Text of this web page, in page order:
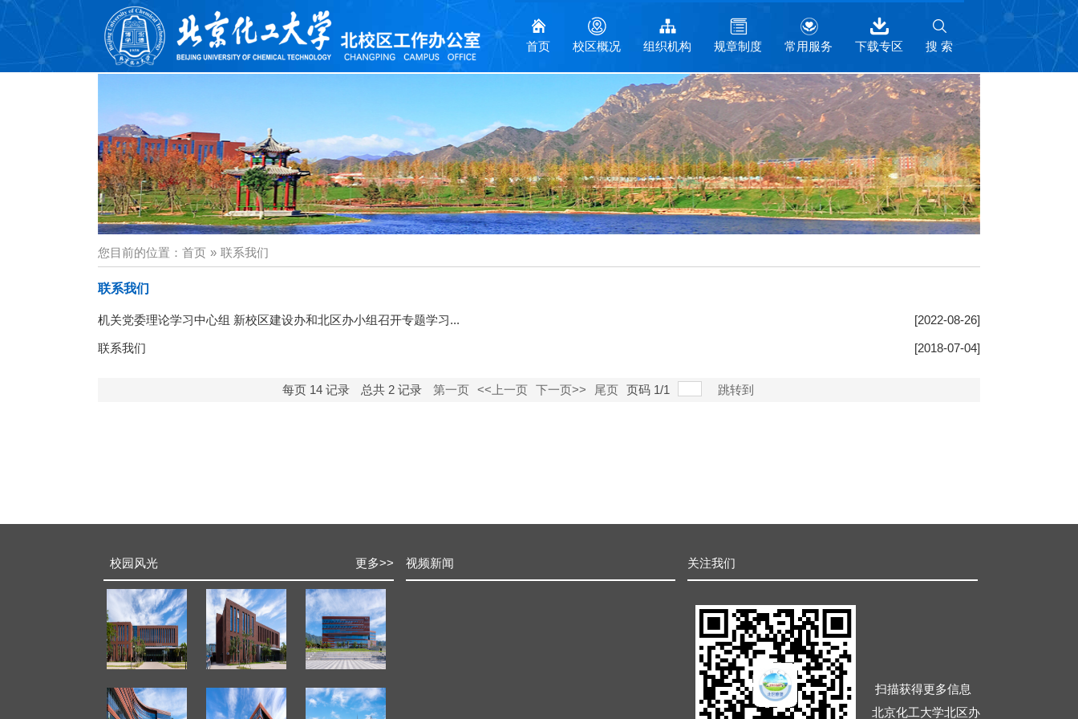
首页 校区概况 组织机构 规章制度 常用服务 下载专区 搜 索
您目前的位置： 首页 » 联系我们
联系我们
[2022-08-26]
机关党委理论学习中心组 新校区建设办和北区办小组召开专题学习...
[2018-07-04]
联系我们
每页 14 记录 总共 2 记录 第一页 <<上一页 下一页>> 尾页 页码 1/1 跳转到
校园风光 更多>> 视频新闻 关注我们
扫描获得更多信息
北京化工大学北区办